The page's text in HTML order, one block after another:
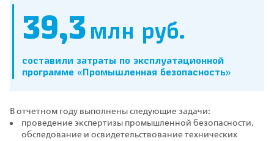
39,3 млн руб.
составили затраты по эксплуатационной
программе «Промышленная безопасность»
В отчетном году выполнены следующие задачи:
проведение экспертизы промышленной безопасности,
обследование и освидетельствование технических